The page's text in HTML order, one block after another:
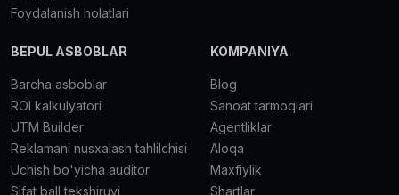
Foydalanish holatlari
BEPUL ASBOBLAR
Barcha asboblar
ROI kalkulyatori
UTM Builder
Reklamani nusxalash tahlilchisi
Uchish bo'yicha auditor
Sifat ball tekshiruvi
KOMPANIYA
Blog
Sanoat tarmoqlari
Agentliklar
Aloqa
Maxfiylik
Shartlar